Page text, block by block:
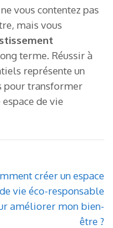
vous contentez pas
mais vous
terme. Réussir à
représente un
pour transformer
de vie
créer un espace
de vie éco-responsable
améliorer mon bien-
être ?